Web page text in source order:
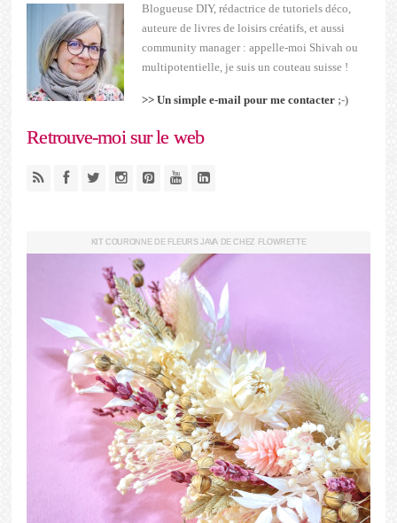
Blogueuse DIY, rédactrice de tutoriels déco,
auteure de livres de loisirs créatifs, et aussi
community manager : appelle-moi Shivah ou
multipotentielle, je suis un couteau suisse !
>> Un simple e-mail pour me contacter ;-)
Retrouve-moi sur le web
KIT COURONNE DE FLEURS JAVA DE CHEZ FLOWRETTE